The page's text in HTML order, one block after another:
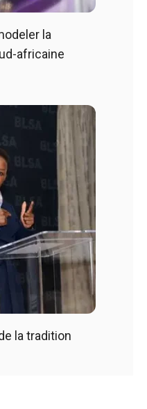
la
africaine
la tradition